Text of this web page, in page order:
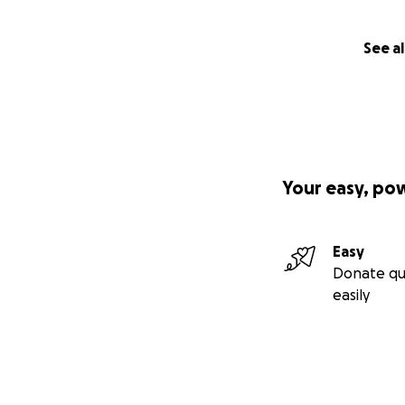
See
Das Dach über
Vor kurzem hat
Your easy,
Easy
Donate
easily